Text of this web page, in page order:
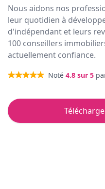
Nous aidons nos
leur quotidien à
d'indépendant et leurs
100 conseillers
actuellement confiance.
Noté 4.8 sur 5